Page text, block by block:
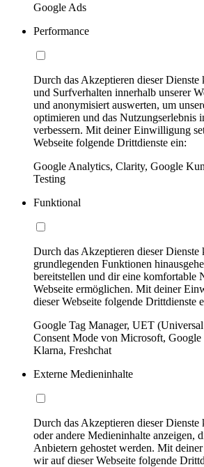
Google Ads
Performance
Durch das Akzeptieren dieser
und Surfverhalten innerhalb unserer
und anonymisiert auswerten, um
optimieren und das Nutzungserlebnis
verbessern. Mit deiner Einwilligung
Webseite folgende Drittdienste ein:
Google Analytics, Clarity, Google
Testing
Funktional
Durch das Akzeptieren dieser
grundlegenden Funktionen
bereitstellen und dir eine komfortable
Webseite ermöglichen. Mit deiner
dieser Webseite folgende Drittdienste
Google Tag Manager, UET
Consent Mode von Microsoft, Google
Klarna, Freshchat
Externe Medieninhalte
Durch das Akzeptieren dieser
oder andere Medieninhalte anzeigen,
Anbietern gehostet werden. Mit
wir auf dieser Webseite folgende